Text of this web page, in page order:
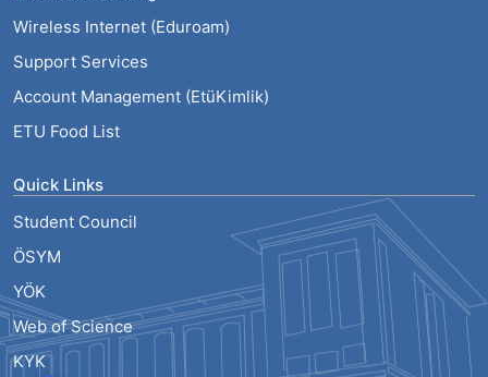
Wireless Internet (Eduroam)
Support Services
Account Management (EtüKimlik)
ETU Food List
Quick Links
Student Council
ÖSYM
YÖK
Web of Science
KYK